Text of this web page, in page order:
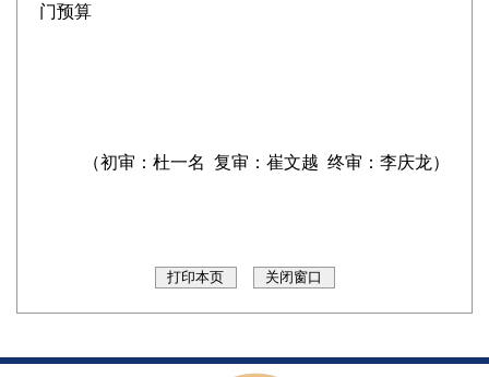
门预算
（初审：杜一名 复审：崔文越 终审：李庆龙）